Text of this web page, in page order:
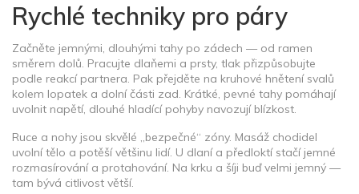
Rychlé techniky pro páry
Začněte jemnými, dlouhými tahy po zádech — od ramen
směrem dolů. Pracujte dlaňemi a prsty, tlak přizpůsobujte
podle reakcí partnera. Pak přejděte na kruhové hnětení svalů
kolem lopatek a dolní části zad. Krátké, pevné tahy pomáhají
uvolnit napětí, dlouhé hladící pohyby navozují blízkost.
Ruce a nohy jsou skvělé „bezpečné“ zóny. Masáž chodidel
uvolní tělo a potěší většinu lidí. U dlaní a předloktí stačí jemné
rozmasírování a protahování. Na krku a šíji buď velmi jemný —
tam bývá citlivost větší.